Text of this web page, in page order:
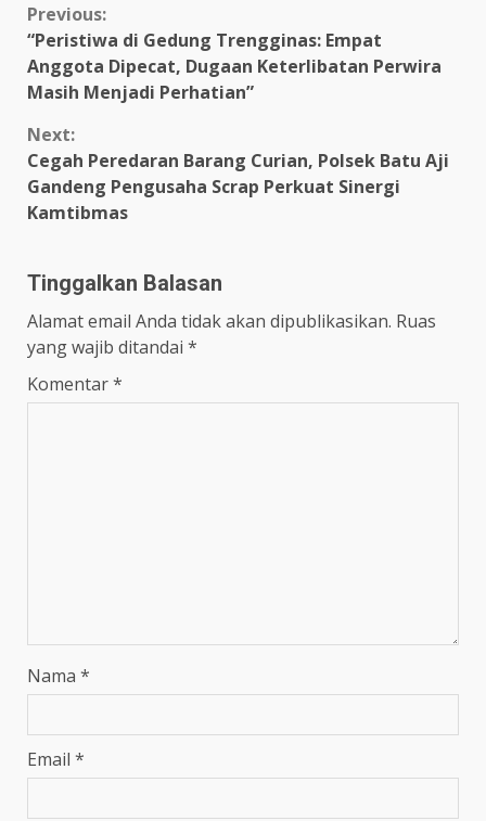
Continue
Reading
Previous:
“Peristiwa di Gedung Trengginas: Empat
Anggota Dipecat, Dugaan Keterlibatan Perwira
Masih Menjadi Perhatian”
Next:
Cegah Peredaran Barang Curian, Polsek Batu Aji
Gandeng Pengusaha Scrap Perkuat Sinergi
Kamtibmas
Tinggalkan Balasan
Alamat email Anda tidak akan dipublikasikan. Ruas
yang wajib ditandai *
Komentar*
Nama *
Email *